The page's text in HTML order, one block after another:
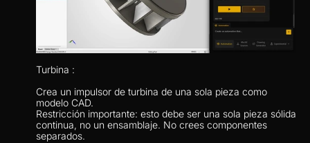
Turbina :
Crea un impulsor de turbina de una sola pieza como
modelo CAD.
Restricción importante: esto debe ser una sola pieza sólida
continua, no un ensamblaje. No crees componentes
separados.